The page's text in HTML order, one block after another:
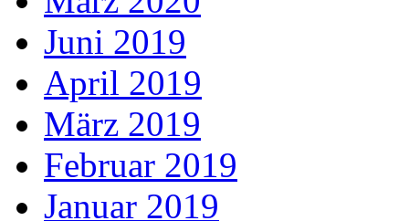
Juni 2019
April 2019
März 2019
Februar 2019
Januar 2019